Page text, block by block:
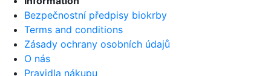
Bezpečnostní předpisy biokrby
Terms and conditions
Zásady ochrany osobních údajů
O nás
Pravidla nákupu